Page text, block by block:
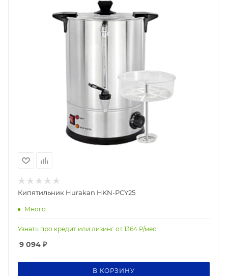
Кипятильник Hurakan HKN-PCY25
Много
Узнать про кредит или лизинг от 1364 Р/мес
9 094 ₽
В КОРЗИНУ